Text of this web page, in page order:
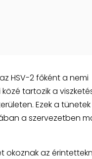
HSV-2 főként a nemi
tartozik a
Ezek a tünetek
a szervezetben
okoznak az